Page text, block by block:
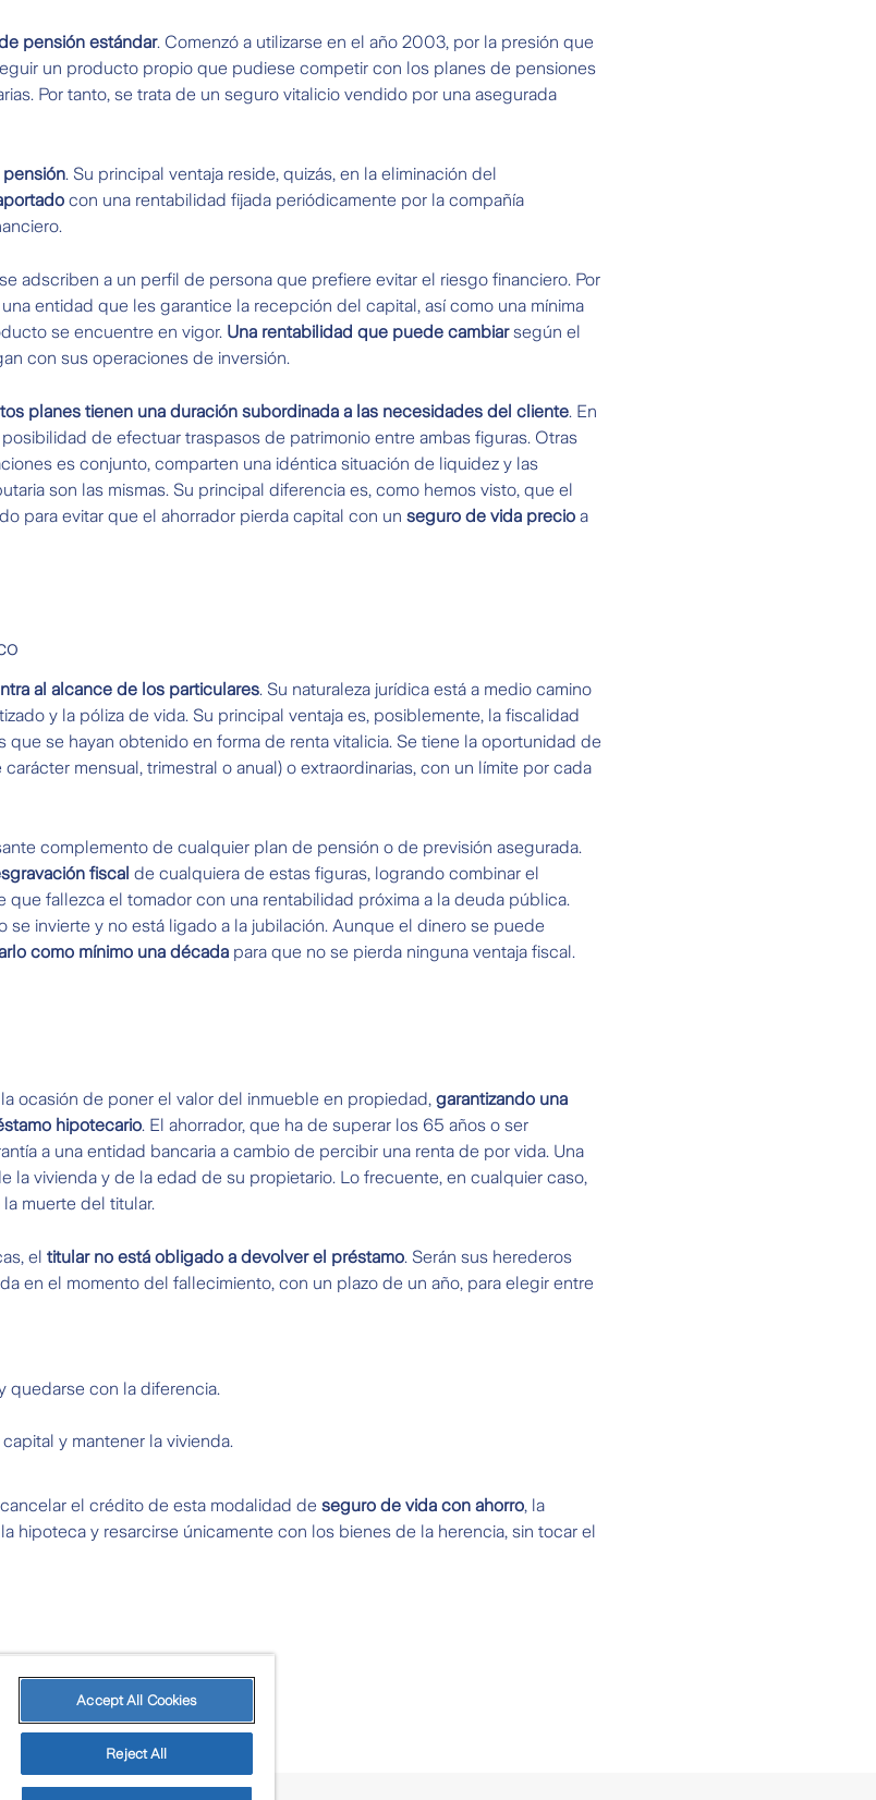
pensión estándar. Comenzó a utilizarse en el año 2003, por la presión que
un producto propio que pudiese competir con los planes de pensiones
Por tanto, se trata de un seguro vitalicio vendido por una asegurada
. Su principal ventaja reside, quizás, en la eliminación del
con una rentabilidad fijada periódicamente por la compañía
adscriben a un perfil de persona que prefiere evitar el riesgo financiero. Por
entidad que les garantice la recepción del capital, así como una mínima
se encuentre en vigor. Una rentabilidad que puede cambiarsegún el
con sus operaciones de inversión.
planes tienen una duración subordinada a las necesidades del cliente. En
de efectuar traspasos de patrimonio entre ambas figuras. Otras
es conjunto, comparten una idéntica situación de liquidez y las
son las mismas. Su principal diferencia es, como hemos visto, que el
para evitar que el ahorrador pierda capital con un seguro de vida precioa
al alcance de los particulares. Su naturaleza jurídica está a medio camino
y la póliza de vida. Su principal ventaja es, posiblemente, la fiscalidad
que se hayan obtenido en forma de renta vitalicia. Se tiene la oportunidad de
mensual, trimestral o anual) o extraordinarias, con un límite por cada
complemento de cualquier plan de pensión o de previsión asegurada.
fiscal de cualquiera de estas figuras, logrando combinar el
fallezca el tomador con una rentabilidad próxima a la deuda pública.
se invierte y no está ligado a la jubilación. Aunque el dinero se puede
como mínimo una décadapara que no se pierda ninguna ventaja fiscal.
ocasión de poner el valor del inmueble en propiedad, garantizando una
hipotecario. El ahorrador, que ha de superar los 65 años o ser
a una entidad bancaria a cambio de percibir una renta de por vida. Una
la vivienda y de la edad de su propietario. Lo frecuente, en cualquier caso,
muerte del titular.
el titular no está obligado a devolver el préstamo. Serán sus herederos
en el momento del fallecimiento, con un plazo de un año, para elegir entre
quedarse con la diferencia.
y mantener la vivienda.
el crédito de esta modalidad de seguro de vida con ahorro, la
hipoteca y resarcirse únicamente con los bienes de la herencia, sin tocar el
Accept All Cookies
Reject All